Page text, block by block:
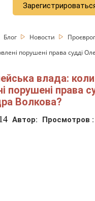
Блог Новости
порушені права судді
влада:
порушені права
Волкова?
Автор: Просмотров :